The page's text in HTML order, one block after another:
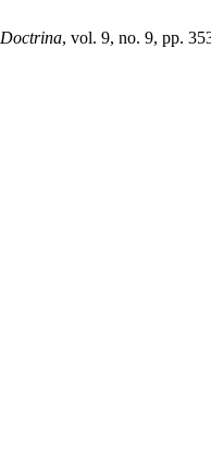
Doctrina, vol. 9, no. 9, pp.